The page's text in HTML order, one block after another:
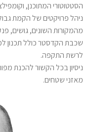
הסטטוטורי המתוכנן,
ניהל פרויקטים של הקמת
מהמקורות השונים, גושים,
שכבת הקדסטר כולל תכנון
לרשת התקפה.
ניסיון בכל הקשור להכנת
מאזני שטחים.